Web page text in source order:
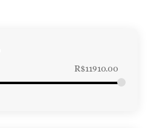
R$11910.00